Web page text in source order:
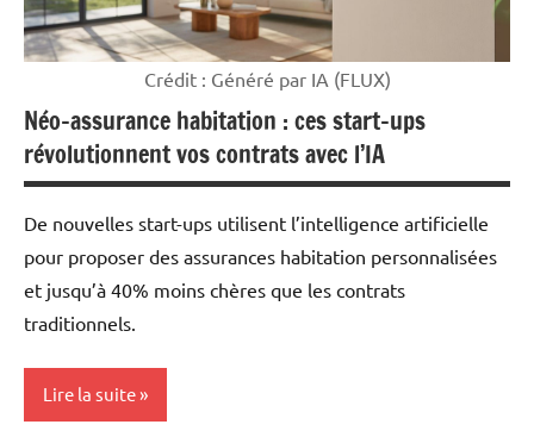
Crédit : Généré par IA (FLUX)
Néo-assurance habitation : ces start-ups
révolutionnent vos contrats avec l’IA
De nouvelles start-ups utilisent l’intelligence artificielle
pour proposer des assurances habitation personnalisées
et jusqu’à 40% moins chères que les contrats
traditionnels.
Lire la suite